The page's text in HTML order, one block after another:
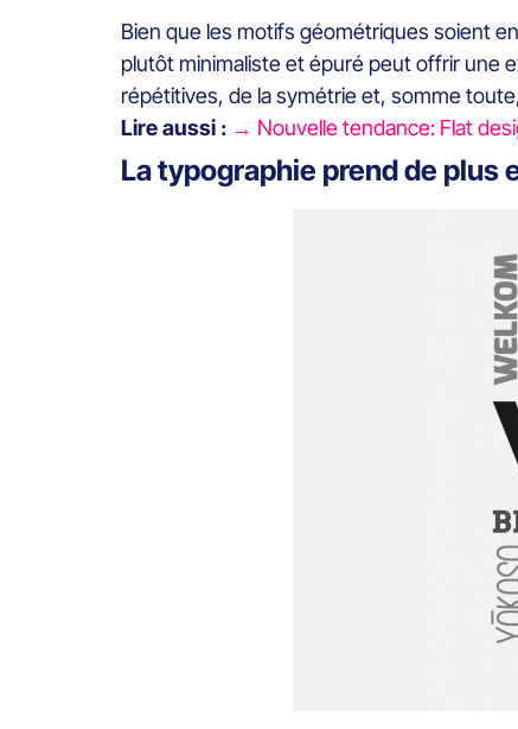
Bien que les motifs géométriques soient
plutôt minimaliste et épuré peut offrir une
répétitives, de la symétrie et, somme
Lire aussi : → Nouvelle tendance: Flat
La typographie prend de plus